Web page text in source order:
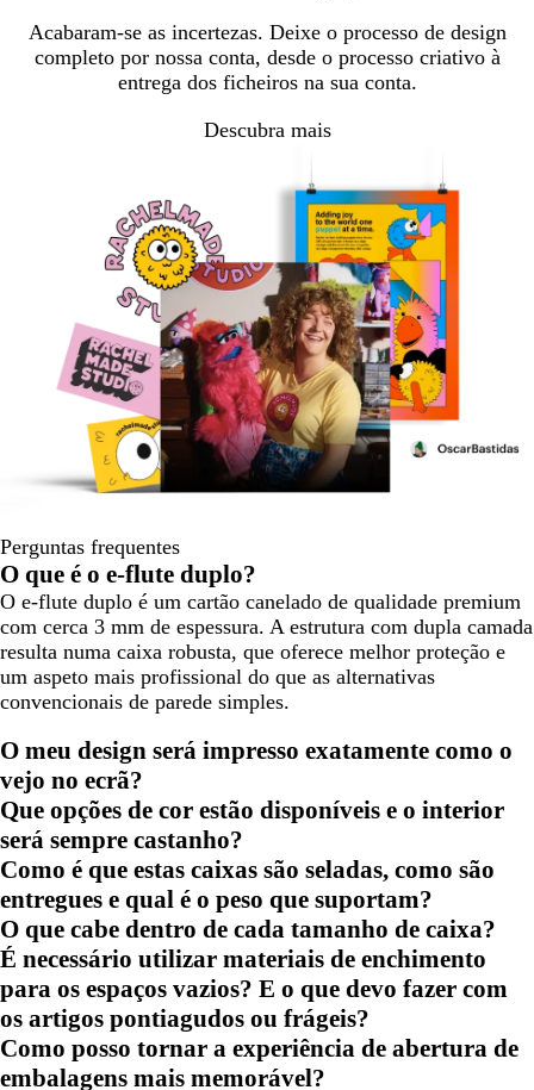
Acabaram-se as incertezas. Deixe o processo de design
completo por nossa conta, desde o processo criativo à
entrega dos ficheiros na sua conta.
Descubra mais
Perguntas frequentes
O que é o e-flute duplo?
O e-flute duplo é um cartão canelado de qualidade premium
com cerca 3 mm de espessura. A estrutura com dupla camada
resulta numa caixa robusta, que oferece melhor proteção e
um aspeto mais profissional do que as alternativas
convencionais de parede simples.
O meu design será impresso exatamente como o
vejo no ecrã?
Que opções de cor estão disponíveis e o interior
será sempre castanho?
Como é que estas caixas são seladas, como são
entregues e qual é o peso que suportam?
O que cabe dentro de cada tamanho de caixa?
É necessário utilizar materiais de enchimento
para os espaços vazios? E o que devo fazer com
os artigos pontiagudos ou frágeis?
Como posso tornar a experiência de abertura de
embalagens mais memorável?